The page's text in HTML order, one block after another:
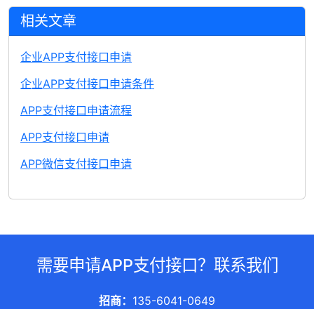
相关文章
企业APP支付接口申请
企业APP支付接口申请条件
APP支付接口申请流程
APP支付接口申请
APP微信支付接口申请
需要申请APP支付接口？联系我们
招商： 135-6041-0649